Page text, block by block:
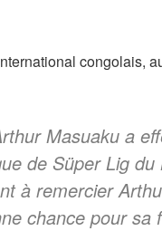
congolais,
Masuaku a
de Süper Lig du
à remercier
chance pour sa